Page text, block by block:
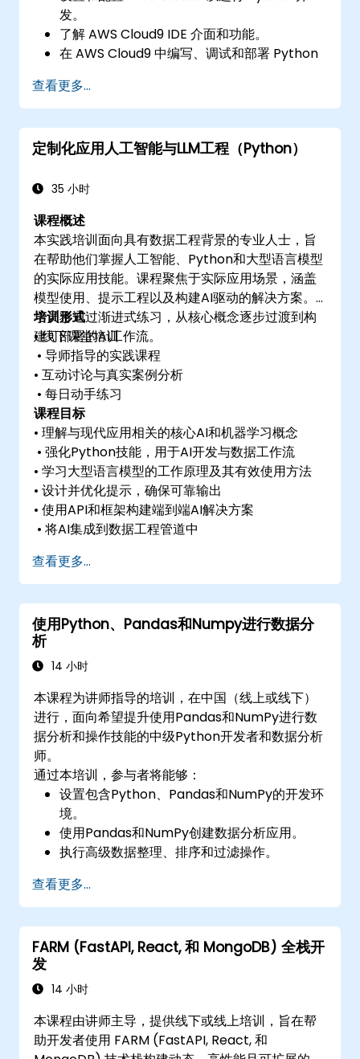
发。
了解 AWS Cloud9 IDE 介面和功能。
在 AWS Cloud9 中编写、调试和部署 Python
使用 AWS Cloud9 平台与其他开发人员协作。
将 AWS Cloud9 与其他 AWS 服务整合以进行
高级部署。
查看更多...
定制化应用人工智能与LLM工程（Python）
35 小时
课程概述
本实践培训面向具有数据工程背景的专业人士，旨
在帮助他们掌握人工智能、Python和大型语言模型
的实际应用技能。课程聚焦于实际应用场景，涵盖
模型使用、提示工程以及构建AI驱动的解决方案。
学员将通过渐进式练习，从核心概念逐步过渡到构
建可部署的AI工作流。
培训形式
• 线下课堂培训
• 导师指导的实践课程
• 互动讨论与真实案例分析
• 每日动手练习
课程目标
• 理解与现代应用相关的核心AI和机器学习概念
• 强化Python技能，用于AI开发与数据工作流
• 学习大型语言模型的工作原理及其有效使用方法
• 设计并优化提示，确保可靠输出
• 使用API和框架构建端到端AI解决方案
• 将AI集成到数据工程管道中
查看更多...
使用Python、Pandas和Numpy进行数据分
析
14 小时
本课程为讲师指导的培训，在中国（线上或线下）
进行，面向希望提升使用Pandas和NumPy进行数
据分析和操作技能的中级Python开发者和数据分析
师。
通过本培训，参与者将能够：
设置包含Python、Pandas和NumPy的开发环
境。
使用Pandas和NumPy创建数据分析应用。
执行高级数据整理、排序和过滤操作。
使用Matplotlib和其他可视化库进行数据可视
化。
调试和优化数据分析代码。
查看更多...
FARM (FastAPI, React, 和 MongoDB) 全栈开
发
14 小时
本课程由讲师主导，提供线下或线上培训，旨在帮
助开发者使用 FARM (FastAPI, React, 和